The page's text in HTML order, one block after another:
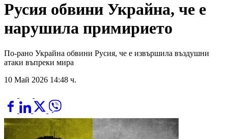
Русия обвини Украйна, че е
нарушила примирието
По-рано Украйна обвини Русия, че е извършила въздушни
атаки въпреки мира
10 Май 2026 14:48 ч.